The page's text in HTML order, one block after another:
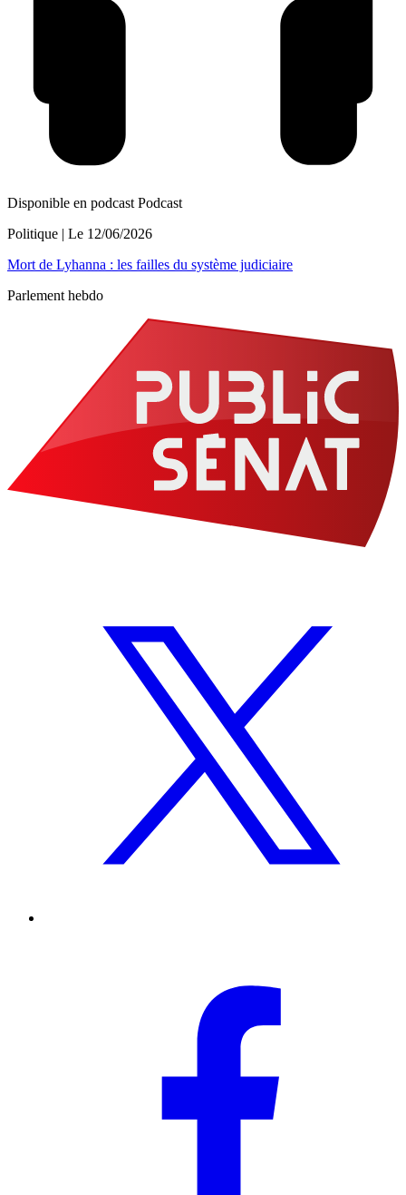
Disponible en podcast Podcast
Politique | Le 12/06/2026
Mort de Lyhanna : les failles du système judiciaire
Parlement hebdo